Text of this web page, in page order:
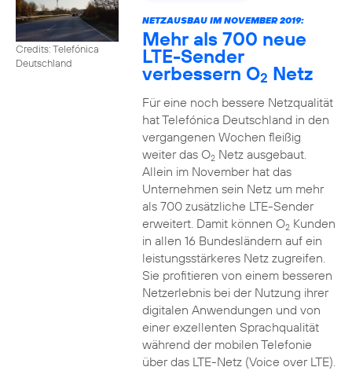
Credits: Telefónica
Deutschland
NETZAUSBAU IM NOVEMBER 2019:
Mehr als 700 neue
LTE-Sender
verbessern O2 Netz
Für eine noch bessere Netzqualität
hat Telefónica Deutschland in den
vergangenen Wochen fleißig
weiter das O2Netz ausgebaut.
Allein im November hat das
Unternehmen sein Netz um mehr
als 700 zusätzliche LTE-Sender
erweitert. Damit können O2Kunden
in allen 16 Bundesländern auf ein
leistungsstärkeres Netz zugreifen.
Sie profitieren von einem besseren
Netzerlebnis bei der Nutzung ihrer
digitalen Anwendungen und von
einer exzellenten Sprachqualität
während der mobilen Telefonie
über das LTE-Netz (Voice over LTE).